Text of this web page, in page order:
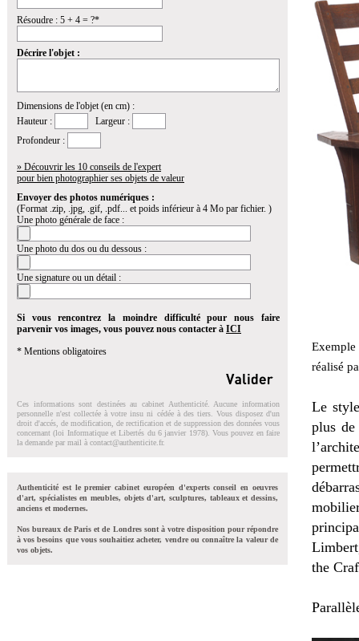
Résoudre : 5 + 4 = ?*
Décrire l'objet :
Dimensions de l'objet (en cm) :
Hauteur :
Largeur :
Profondeur :
» Découvrir les 10 conseils de l'expert
pour bien photographier ses objets de valeur
Envoyer des photos numériques :
(Format .zip, .jpg, .gif, .pdf... et poids inférieur à 4 Mo par fichier. )
Une photo générale de face :
Une photo du dos ou du dessous :
Une signature ou un détail :
Si vous rencontrez la moindre difficulté pour nous faire
parvenir vos images, vous pouvez nous contacter à ICI
* Mentions obligatoires
Ces informations sont destinées au cabinet Authenticité. Aucune information
personnelle n'est collectée à votre insu ni cédée à des tiers. Vous disposez d'un
droit d'accés, de modification, de rectification et de suppression des données vous
concernant (loi Informatique et Libertés du 6 janvier 1978). Vous pouvez en faire
la demande par mail à contact@authenticite.fr.
Authenticité est le premier cabinet européen d'experts conseil en oeuvres
d'art, spécialistes en meubles, objets d'art, sculptures, tableaux et dessins,
anciens et modernes.
Nos bureaux de Paris et de Londres sont à votre disposition pour répondre
à vos besoins que vous souhaitiez acheter, vendre ou connaître la valeur de
vos objets.
réalisé
Le
plus
the